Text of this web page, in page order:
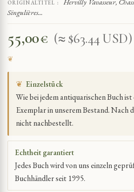
ORIGINALTITEL :
Singulières...
55,00€ (≈ $63.44 USD)
❦ Einzelstück
Wie bei jedem antiquarischen Buch ist
Exemplar in unserem Bestand. Nach
nicht nachbestellt.
Echtheit garantiert
Jedes Buch wird von uns einzeln
Buchhändler seit 1995.